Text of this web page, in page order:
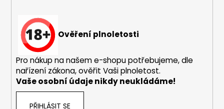
Ověření plnoletosti
Pro nákup na našem e-shopu potřebujeme, dle
nařízení zákona, ověřit Vaši plnoletost.
Vaše osobní údaje nikdy neukládáme!
PŘIHLÁSIT SE